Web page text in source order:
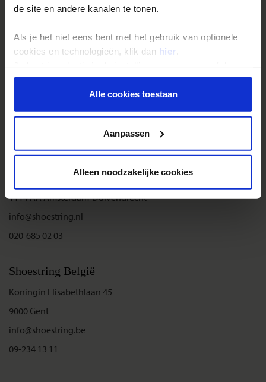
de site en andere kanalen te tonen.
Als je het niet eens bent met het gebruik van optionele
cookies en technologieën, klik dan hier
onder aan de pagina op elk gewenst moment voor de
toekomst wijzigen.Alle cookies toestaan
Aanpassen
Alleen noodzakelijke cookies
Cookies instellingen
Vacatures
Nieuwsbrief
Shoestring Nederland
1114 AA Amsterdam-Duivendrecht
info@shoestring.nl
020-685 02 03
Shoestring België
Koningin Elisabethlaan 45
9000 Gent
info@shoestring.be
09-234 13 11